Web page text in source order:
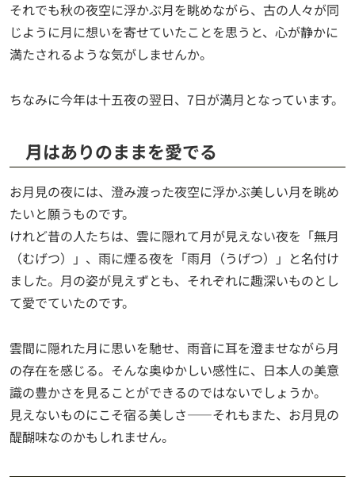
それでも秋の夜空に浮かぶ月を眺めながら、古の人々が同
じように月に想いを寄せていたことを思うと、心が静かに
満たされるような気がしませんか。
ちなみに今年は十五夜の翌日、7日が満月となっています。
月はありのままを愛でる
お月見の夜には、澄み渡った夜空に浮かぶ美しい月を眺め
たいと願うものです。
けれど昔の人たちは、雲に隠れて月が見えない夜を「無月
（むげつ）」、雨に煙る夜を「雨月（うげつ）」と名付け
ました。月の姿が見えずとも、それぞれに趣深いものとし
て愛でていたのです。
雲間に隠れた月に思いを馳せ、雨音に耳を澄ませながら月
の存在を感じる。そんな奥ゆかしい感性に、日本人の美意
識の豊かさを見ることができるのではないでしょうか。
見えないものにこそ宿る美しさ——それもまた、お月見の
醍醐味なのかもしれません。